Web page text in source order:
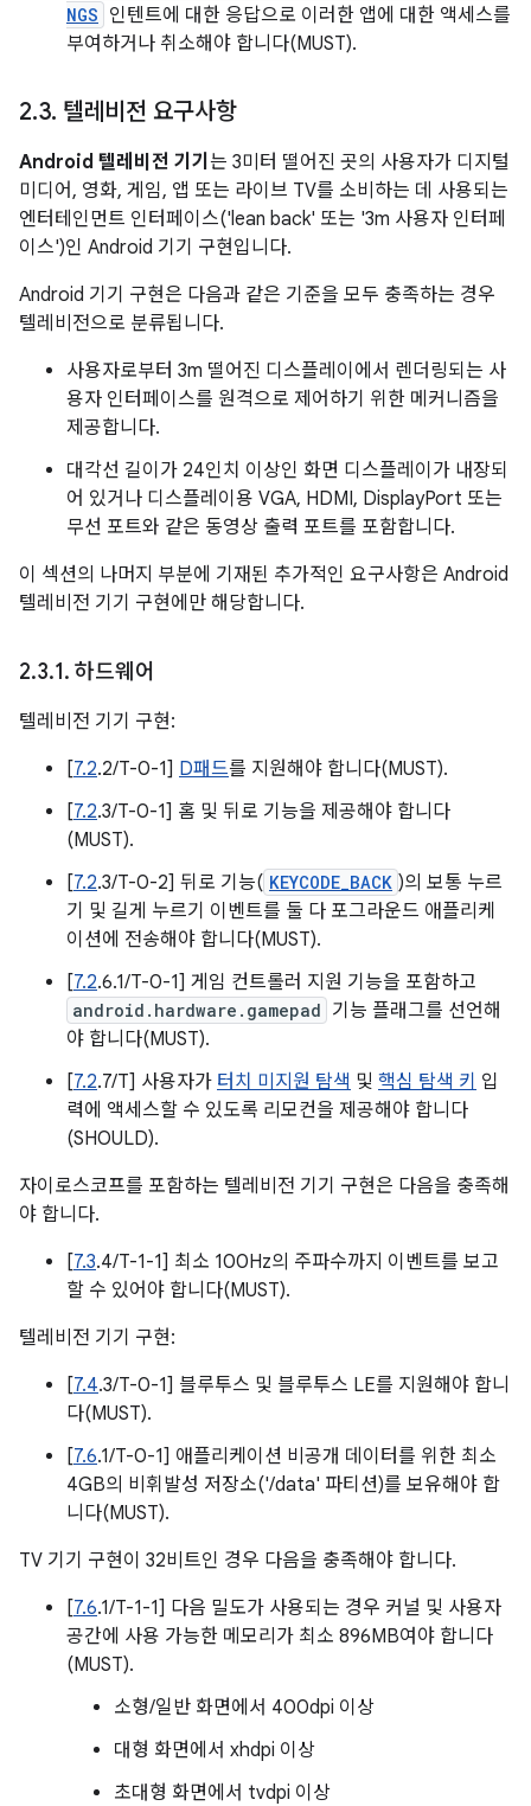
NGS 인텐트에 대한 응답으로 이러한 앱에 대한 액세스를
부여하거나 취소해야 합니다(MUST).
2.3. 텔레비전 요구사항
Android 텔레비전 기기 는 3미터 떨어진 곳의 사용자가 디지털
미디어, 영화, 게임, 앱 또는 라이브 TV를 소비하는 데 사용되는
엔터테인먼트 인터페이스('lean back' 또는 '3m 사용자 인터페
이스')인 Android 기기 구현입니다.
Android 기기 구현은 다음과 같은 기준을 모두 충족하는 경우
텔레비전으로 분류됩니다.
사용자로부터 3m 떨어진 디스플레이에서 렌더링되는 사
용자 인터페이스를 원격으로 제어하기 위한 메커니즘을
제공합니다.
대각선 길이가 24인치 이상인 화면 디스플레이가 내장되
어 있거나 디스플레이용 VGA, HDMI, DisplayPort 또는
무선 포트와 같은 동영상 출력 포트를 포함합니다.
이 섹션의 나머지 부분에 기재된 추가적인 요구사항은 Android
텔레비전 기기 구현에만 해당합니다.
2.3.1. 하드웨어
텔레비전 기기 구현:
[7.2.2/T-0-1] D패드를 지원해야 합니다(MUST).
[7.2.3/T-0-1] 홈 및 뒤로 기능을 제공해야 합니다
(MUST).
[7.2.3/T-0-2] 뒤로 기능( KEYCODE_BACK )의 보통 누르
기 및 길게 누르기 이벤트를 둘 다 포그라운드 애플리케
이션에 전송해야 합니다(MUST).
[7.2.6.1/T-0-1] 게임 컨트롤러 지원 기능을 포함하고
android.hardware.gamepad 기능 플래그를 선언해
야 합니다(MUST).
[7.2.7/T] 사용자가 터치 미지원 탐색 및 핵심 탐색 키 입
력에 액세스할 수 있도록 리모컨을 제공해야 합니다
(SHOULD).
자이로스코프를 포함하는 텔레비전 기기 구현은 다음을 충족해
야 합니다.
[7.3.4/T-1-1] 최소 100Hz의 주파수까지 이벤트를 보고
할 수 있어야 합니다(MUST).
텔레비전 기기 구현:
[7.4.3/T-0-1] 블루투스 및 블루투스 LE를 지원해야 합니
다(MUST).
[7.6.1/T-0-1] 애플리케이션 비공개 데이터를 위한 최소
4GB의 비휘발성 저장소('/data' 파티션)를 보유해야 합
니다(MUST).
TV 기기 구현이 32비트인 경우 다음을 충족해야 합니다.
[7.6.1/T-1-1] 다음 밀도가 사용되는 경우 커널 및 사용자
공간에 사용 가능한 메모리가 최소 896MB여야 합니다
(MUST).
소형/일반 화면에서 400dpi 이상
대형 화면에서 xhdpi 이상
초대형 화면에서 tvdpi 이상